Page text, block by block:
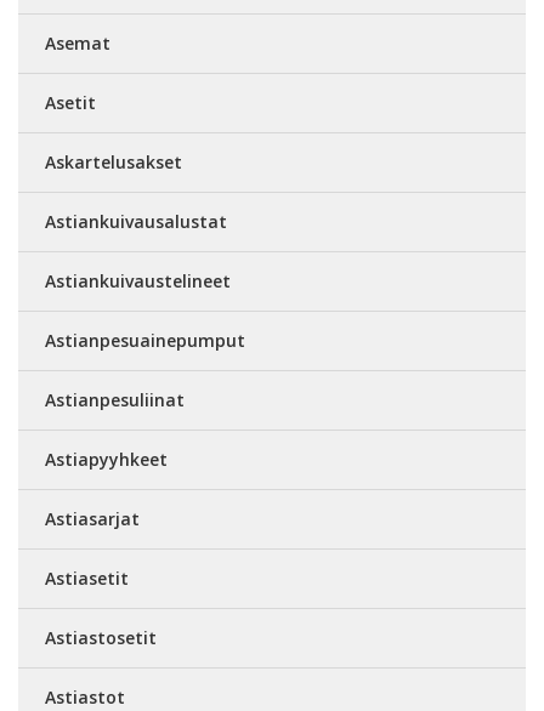
Asemat
Asetit
Askartelusakset
Astiankuivausalustat
Astiankuivaustelineet
Astianpesuainepumput
Astianpesuliinat
Astiapyyhkeet
Astiasarjat
Astiasetit
Astiastosetit
Astiastot